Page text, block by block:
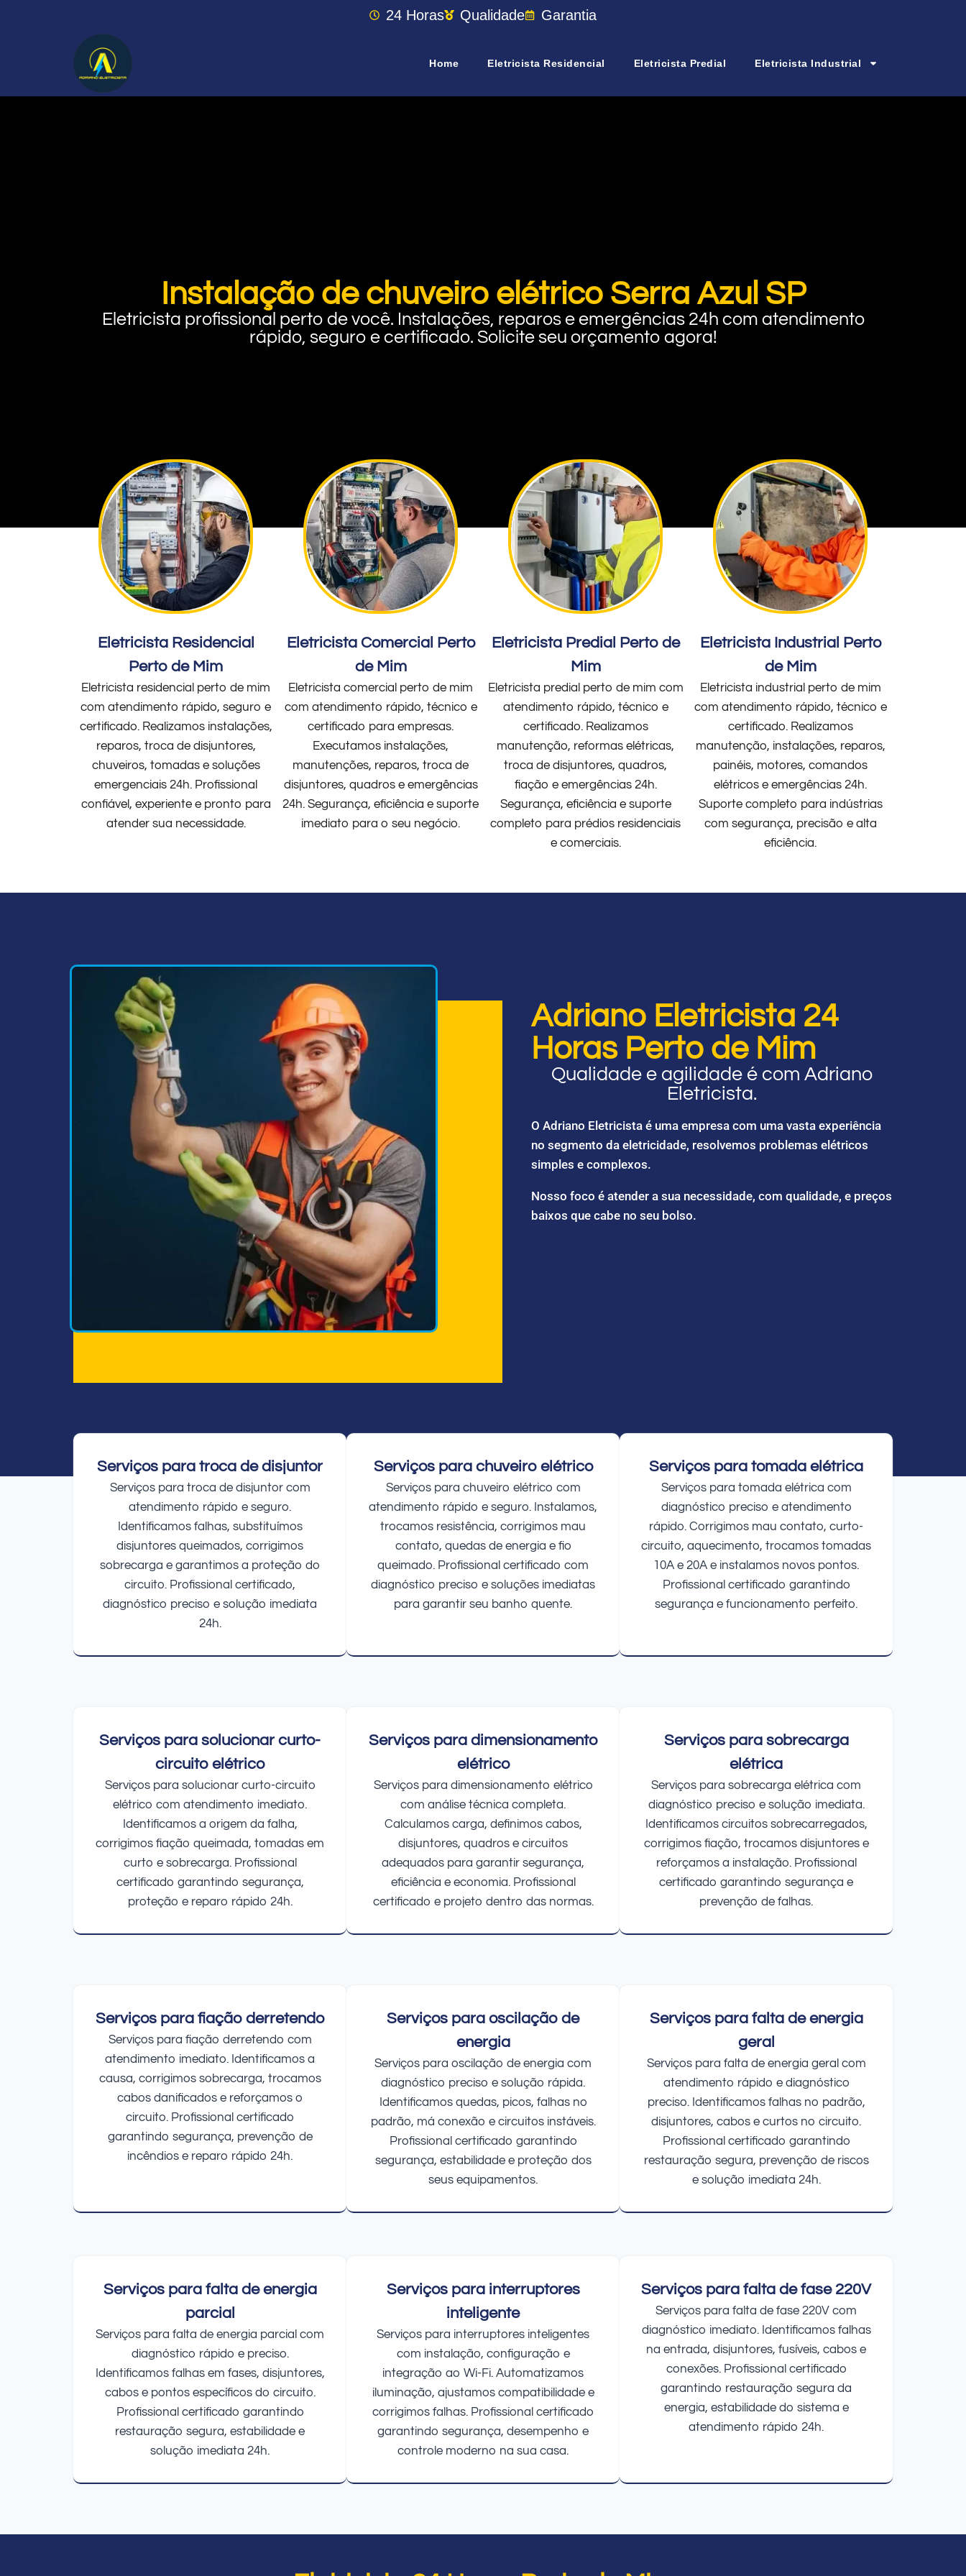
24 Horas Qualidade Garantia
Home Eletricista Residencial Eletricista Predial Eletricista Industrial
Instalação de chuveiro elétrico Serra Azul SP
Eletricista profissional perto de você. Instalações, reparos e emergências 24h com atendimento
rápido, seguro e certificado. Solicite seu orçamento agora!
Eletricista Residencial
Perto de Mim
Eletricista residencial perto de mim
com atendimento rápido, seguro e
certificado. Realizamos instalações,
reparos, troca de disjuntores,
chuveiros, tomadas e soluções
emergenciais 24h. Profissional
confiável, experiente e pronto para
atender sua necessidade.
Eletricista Comercial Perto
de Mim
Eletricista comercial perto de mim
com atendimento rápido, técnico e
certificado para empresas.
Executamos instalações,
manutenções, reparos, troca de
disjuntores, quadros e emergências
24h. Segurança, eficiência e suporte
imediato para o seu negócio.
Eletricista Predial Perto de
Mim
Eletricista predial perto de mim com
atendimento rápido, técnico e
certificado. Realizamos
manutenção, reformas elétricas,
troca de disjuntores, quadros,
fiação e emergências 24h.
Segurança, eficiência e suporte
completo para prédios residenciais
e comerciais.
Eletricista Industrial Perto
de Mim
Eletricista industrial perto de mim
com atendimento rápido, técnico e
certificado. Realizamos
manutenção, instalações, reparos,
painéis, motores, comandos
elétricos e emergências 24h.
Suporte completo para indústrias
com segurança, precisão e alta
eficiência.
Adriano Eletricista 24
Horas Perto de Mim
Qualidade e agilidade é com Adriano
Eletricista.
O Adriano Eletricista é uma empresa com uma vasta experiência
no segmento da eletricidade, resolvemos problemas elétricos
simples e complexos.
Nosso foco é atender a sua necessidade, com qualidade, e preços
baixos que cabe no seu bolso.
Serviços para troca de disjuntor
Serviços para troca de disjuntor com
atendimento rápido e seguro.
Identificamos falhas, substituímos
disjuntores queimados, corrigimos
sobrecarga e garantimos a proteção do
circuito. Profissional certificado,
diagnóstico preciso e solução imediata
24h.
Serviços para chuveiro elétrico
Serviços para chuveiro elétrico com
atendimento rápido e seguro. Instalamos,
trocamos resistência, corrigimos mau
contato, quedas de energia e fio
queimado. Profissional certificado com
diagnóstico preciso e soluções imediatas
para garantir seu banho quente.
Serviços para tomada elétrica
Serviços para tomada elétrica com
diagnóstico preciso e atendimento
rápido. Corrigimos mau contato, curto-
circuito, aquecimento, trocamos tomadas
10A e 20A e instalamos novos pontos.
Profissional certificado garantindo
segurança e funcionamento perfeito.
Serviços para solucionar curto-
circuito elétrico
Serviços para solucionar curto-circuito
elétrico com atendimento imediato.
Identificamos a origem da falha,
corrigimos fiação queimada, tomadas em
curto e sobrecarga. Profissional
certificado garantindo segurança,
proteção e reparo rápido 24h.
Serviços para dimensionamento
elétrico
Serviços para dimensionamento elétrico
com análise técnica completa.
Calculamos carga, definimos cabos,
disjuntores, quadros e circuitos
adequados para garantir segurança,
eficiência e economia. Profissional
certificado e projeto dentro das normas.
Serviços para sobrecarga
elétrica
Serviços para sobrecarga elétrica com
diagnóstico preciso e solução imediata.
Identificamos circuitos sobrecarregados,
corrigimos fiação, trocamos disjuntores e
reforçamos a instalação. Profissional
certificado garantindo segurança e
prevenção de falhas.
Serviços para fiação derretendo
Serviços para fiação derretendo com
atendimento imediato. Identificamos a
causa, corrigimos sobrecarga, trocamos
cabos danificados e reforçamos o
circuito. Profissional certificado
garantindo segurança, prevenção de
incêndios e reparo rápido 24h.
Serviços para oscilação de
energia
Serviços para oscilação de energia com
diagnóstico preciso e solução rápida.
Identificamos quedas, picos, falhas no
padrão, má conexão e circuitos instáveis.
Profissional certificado garantindo
segurança, estabilidade e proteção dos
seus equipamentos.
Serviços para falta de energia
geral
Serviços para falta de energia geral com
atendimento rápido e diagnóstico
preciso. Identificamos falhas no padrão,
disjuntores, cabos e curtos no circuito.
Profissional certificado garantindo
restauração segura, prevenção de riscos
e solução imediata 24h.
Serviços para falta de energia
parcial
Serviços para falta de energia parcial com
diagnóstico rápido e preciso.
Identificamos falhas em fases, disjuntores,
cabos e pontos específicos do circuito.
Profissional certificado garantindo
restauração segura, estabilidade e
solução imediata 24h.
Serviços para interruptores
inteligente
Serviços para interruptores inteligentes
com instalação, configuração e
integração ao Wi-Fi. Automatizamos
iluminação, ajustamos compatibilidade e
corrigimos falhas. Profissional certificado
garantindo segurança, desempenho e
controle moderno na sua casa.
Serviços para falta de fase 220V
Serviços para falta de fase 220V com
diagnóstico imediato. Identificamos falhas
na entrada, disjuntores, fusíveis, cabos e
conexões. Profissional certificado
garantindo restauração segura da
energia, estabilidade do sistema e
atendimento rápido 24h.